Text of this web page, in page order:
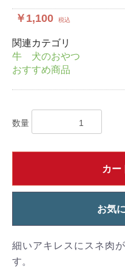
￥1,100 税込
関連カテゴリ
牛 犬のおやつ
おすすめ商品
数量
カー
お気
細いアキレスにスネ肉
す。